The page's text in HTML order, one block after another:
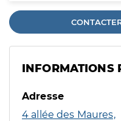
INFORMATIONS
Adresse
4 allée des Maures,